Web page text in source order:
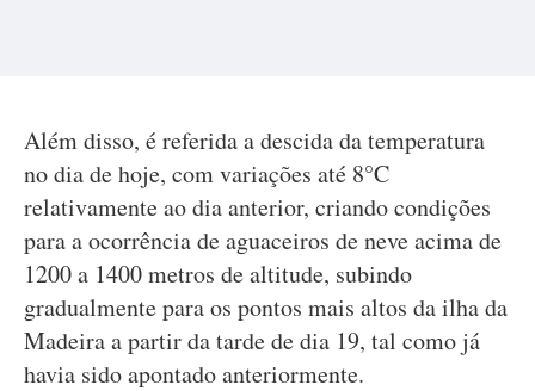
Além disso, é referida a descida da temperatura
no dia de hoje, com variações até 8°C
relativamente ao dia anterior, criando condições
para a ocorrência de aguaceiros de neve acima de
1200 a 1400 metros de altitude, subindo
gradualmente para os pontos mais altos da ilha da
Madeira a partir da tarde de dia 19, tal como já
havia sido apontado anteriormente.